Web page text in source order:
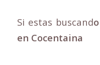
Si estas buscand
en Cocentaina